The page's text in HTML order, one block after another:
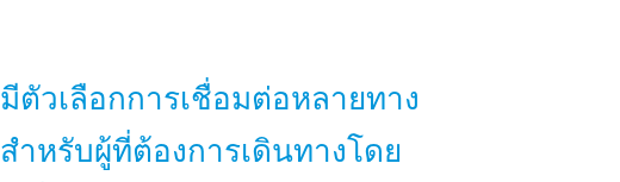
มีตัวเลือกการเชื่อมต่อหลายทาง
สำหรับผู้ที่ต้องการเดินทางโดย